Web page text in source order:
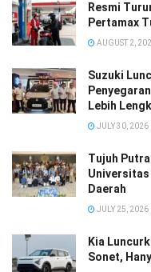
Resmi
Pertamax
AUGUST 2,
Suzuki
Lebih
JULY 30, 2026
Tujuh
Universitas
Daerah
JULY 25, 2026
Kia
Sonet,